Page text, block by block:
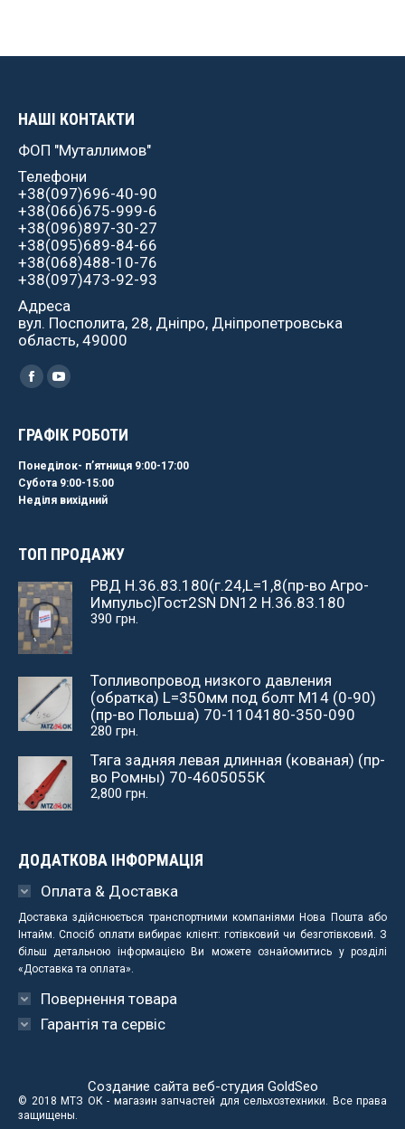
НАШІ КОНТАКТИ
ФОП "Муталлимов"
Телефони
+38(097)696-40-90
+38(066)675-999-6
+38(096)897-30-27
+38(095)689-84-66
+38(068)488-10-76
+38(097)473-92-93
Адреса
вул. Посполита, 28, Дніпро, Дніпропетровська
область, 49000
Найдите нас:
Facebook
YouTube
ГРАФІК РОБОТИ
Понеділок- пʼятниця 9:00-17:00
Субота 9:00-15:00
Неділя вихідний
ТОП ПРОДАЖУ
РВД Н.36.83.180(г.24,L=1,8(пр-во Агро-
Импульс)Гост2SN DN12 Н.36.83.180
390 грн.
Топливопровод низкого давления
(обратка) L=350мм под болт М14 (0-90)
(пр-во Польша) 70-1104180-350-090
280 грн.
Тяга задняя левая длинная (кованая) (пр-
во Ромны) 70-4605055К
2,800 грн.
ДОДАТКОВА ІНФОРМАЦІЯ
Оплата & Доставка
Доставка здійснюється транспортними компаніями Нова Пошта або
Інтайм. Спосіб оплати вибирає клієнт: готівковий чи безготівковий. З
більш детальною інформацією Ви можете ознайомитись у розділі
«Доставка та оплата».
Повернення товара
Гарантія та сервіс
Создание сайта веб-студия GoldSeo
© 2018 МТЗ ОК - магазин запчастей для сельхозтехники. Все права
защищены.